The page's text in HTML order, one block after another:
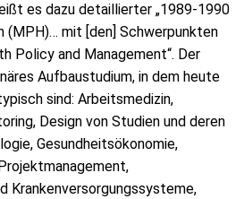
es dazu detaillierter „1989-1990
(MPH)… mit [den] Schwerpunkten
Policy and Management“. Der
Aufbaustudium, in dem heute
sind: Arbeitsmedizin,
Design von Studien und deren
Gesundheitsökonomie,
Krankenversorgungssysteme,